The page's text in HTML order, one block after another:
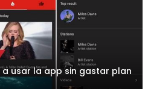
a usar la app sin gastar plan